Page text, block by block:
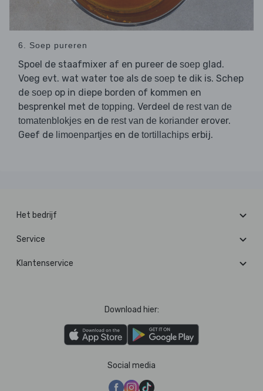
6. Soep pureren
Spoel de staafmixer af en pureer de soep glad.
Voeg evt. wat water toe als de soep te dik is. Schep
de soep op in diepe borden of kommen en
besprenkel met de topping. Verdeel de rest van de
tomatenblokjes en de rest van de koriander erover.
Geef de limoenpartjes en de tortillachips erbij.
Het bedrijf
Service
Klantenservice
Download hier:
Social media